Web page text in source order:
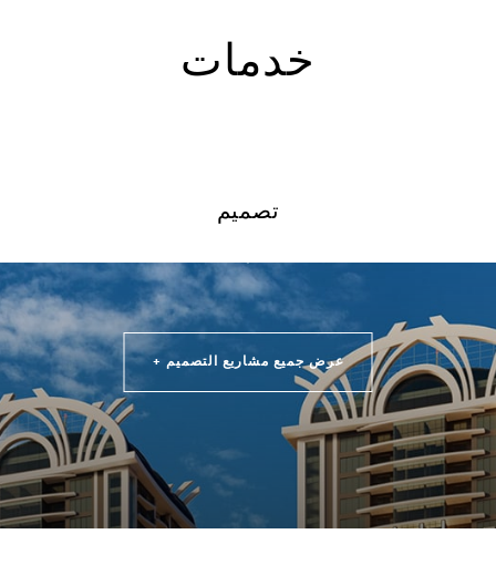
خدمات
تصميم
عرض جميع مشاريع التصميم +